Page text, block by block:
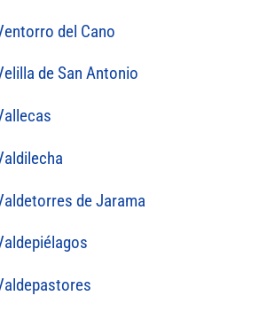
del Cano
de San Antonio
de Jarama